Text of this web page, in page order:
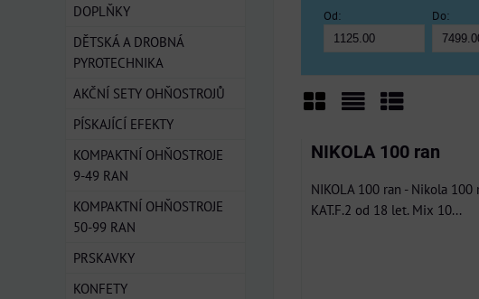
Od: Do:
NIKOLA 100 ran
NIKOLA 100 ran - Nikola 100
KAT.F.2 od 18 let. Mix 10...
DOPLŇKY
DĚTSKÁ A DROBNÁ
PYROTECHNIKA
AKČNÍ SETY OHŇOSTROJŮ
PÍSKAJÍCÍ EFEKTY
KOMPAKTNÍ OHŇOSTROJE
9-49 RAN
KOMPAKTNÍ OHŇOSTROJE
50-99 RAN
PRSKAVKY
KONFETY